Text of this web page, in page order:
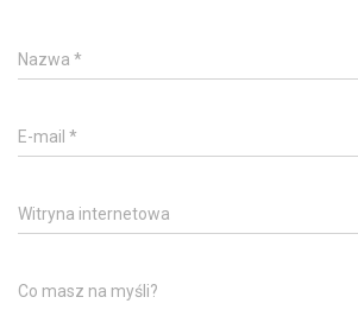
Nazwa *
E-mail *
Witryna internetowa
Co masz na myśli?